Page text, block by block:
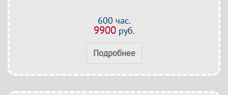
600 час.
9900руб.
Подробнее